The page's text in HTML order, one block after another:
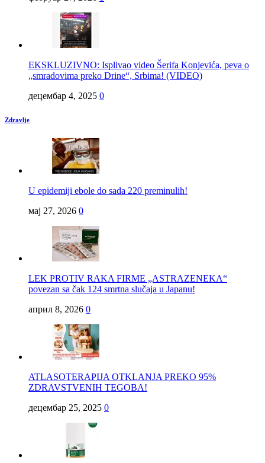
EKSKLUZIVNO: Isplivao video Šerifa Konjevića, peva o
„smradovima preko Drine“, Srbima! (VIDEO)
децембар 4, 2025 0
Zdravlje
U epidemiji ebole do sada 220 preminulih!
мај 27, 2026 0
LEK PROTIV RAKA FIRME „ASTRAZENEKA“
povezan sa čak 124 smrtna slučaja u Japanu!
април 8, 2026 0
ATLASOTERAPIJA OTKLANJA PREKO 95%
ZDRAVSTVENIH TEGOBA!
децембар 25, 2025 0